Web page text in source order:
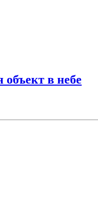
в небе